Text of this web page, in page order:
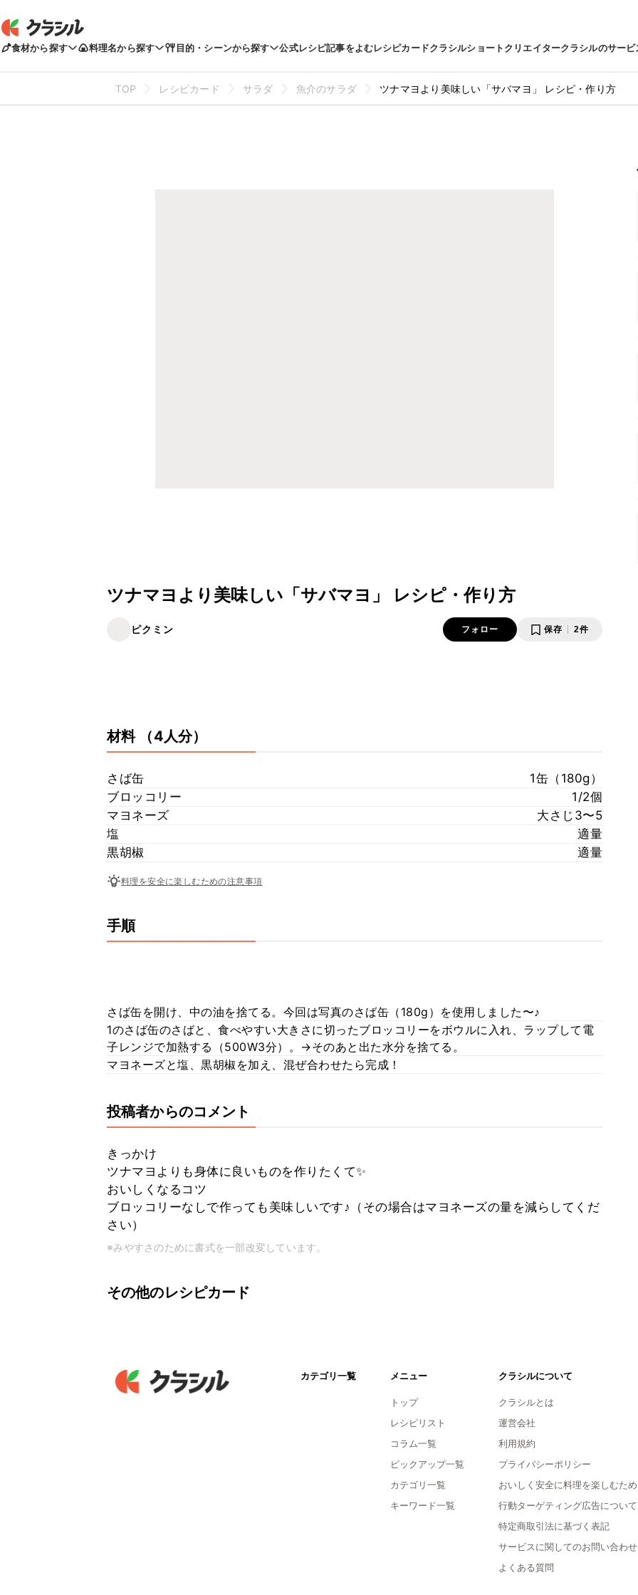
食材から探す 料理名から探す 目的・シーンから探す 公式レシピ記事をよむレシピカードクラシルショートクリエイタークラシルのサービ
TOP レシピカード サラダ 魚介のサラダ ツナマヨより美味しい「サバマヨ」 レシピ・作り方
ツナマヨより美味しい「サバマヨ」 レシピ・作り方
ピクミン フォロー 保存 2件
材料 （4人分）
さば缶
1缶（180g）
ブロッコリー
1/2個
マヨネーズ
大さじ3〜5
塩
適量
黒胡椒
適量
料理を安全に楽しむための注意事項
手順
さば缶を開け、中の油を捨てる。今回は写真のさば缶（180g）を使用しました〜♪
1のさば缶のさばと、食べやすい大きさに切ったブロッコリーをボウルに入れ、ラップして電
子レンジで加熱する（500W3分）。→そのあと出た水分を捨てる。
マヨネーズと塩、黒胡椒を加え、混ぜ合わせたら完成！
投稿者からのコメント
きっかけ
ツナマヨよりも身体に良いものを作りたくて✨
おいしくなるコツ
ブロッコリーなしで作っても美味しいです♪（その場合はマヨネーズの量を減らしてくだ
さい）
※みやすさのために書式を一部改変しています。
その他のレシピカード
カテゴリ一覧 メニュー
トップ
レシピリスト
コラム一覧
ピックアップ一覧
カテゴリ一覧
キーワード一覧
クラシルについて
クラシルとは
運営会社
利用規約
プライバシーポリシー
おいしく安全に料理を楽しむため
行動ターゲティング広告について
特定商取引法に基づく表記
サービスに関してのお問い合わせ
よくある質問